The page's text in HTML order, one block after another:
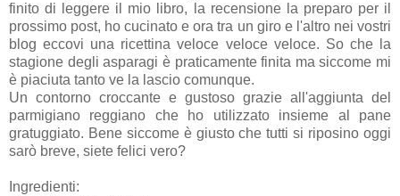
finito di leggere il mio libro, la recensione la preparo per il
prossimo post, ho cucinato e ora tra un giro e l'altro nei vostri
blog eccovi una ricettina veloce veloce veloce. So che la
stagione degli asparagi è praticamente finita ma siccome mi
è piaciuta tanto ve la lascio comunque.
Un contorno croccante e gustoso grazie all'aggiunta del
parmigiano reggiano che ho utilizzato insieme al pane
gratuggiato. Bene siccome è giusto che tutti si riposino oggi
sarò breve, siete felici vero?
Ingredienti: